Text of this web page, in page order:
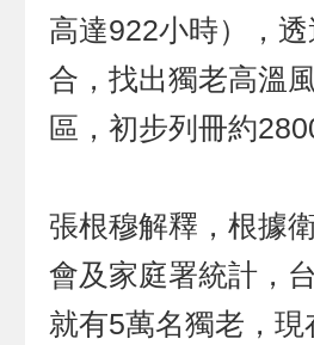
高達922小時），
合，找出獨老高溫
區，初步列冊約
張根穆解釋，根據
會及家庭署統計，
就有5萬名獨老，